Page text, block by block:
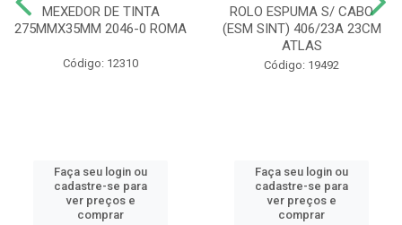
MEXEDOR DE TINTA
275MMX35MM 2046-0 ROMA
Código: 12310
Faça seu login ou
cadastre-se para
ver preços e
comprar
ROLO ESPUMA S/ CABO
(ESM SINT) 406/23A 23CM
ATLAS
Código: 19492
Faça seu login ou
cadastre-se para
ver preços e
comprar